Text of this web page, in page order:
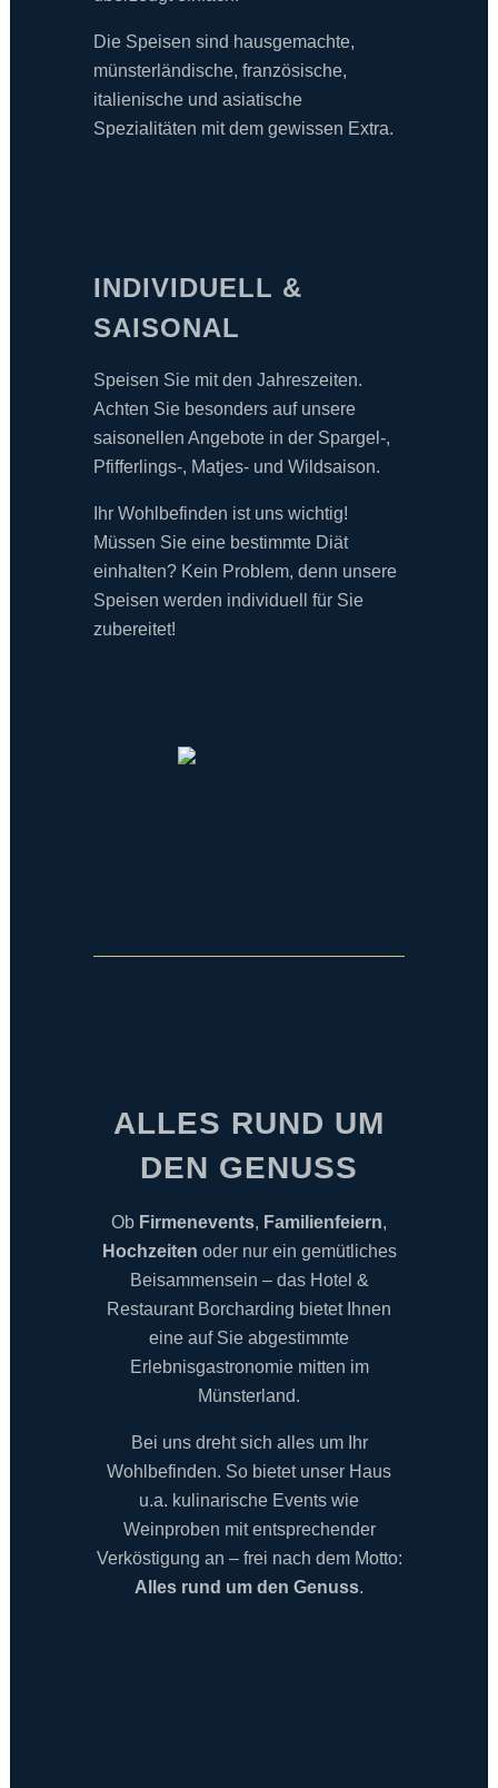
Die Speisen sind hausgemachte,
münsterländische, französische,
italienische und asiatische
Spezialitäten mit dem gewissen Extra.
INDIVIDUELL &
SAISONAL
Speisen Sie mit den Jahreszeiten.
Achten Sie besonders auf unsere
saisonellen Angebote in der Spargel-,
Pfifferlings-, Matjes- und Wildsaison.
Ihr Wohlbefinden ist uns wichtig!
Müssen Sie eine bestimmte Diät
einhalten? Kein Problem, denn unsere
Speisen werden individuell für Sie
zubereitet!
ALLES RUND UM
DEN GENUSS
Ob Firmenevents, Familienfeiern,
Hochzeiten oder nur ein gemütliches
Beisammensein – das Hotel &
Restaurant Borcharding bietet Ihnen
eine auf Sie abgestimmte
Erlebnisgastronomie mitten im
Münsterland.
Bei uns dreht sich alles um Ihr
Wohlbefinden. So bietet unser Haus
u.a. kulinarische Events wie
Weinproben mit entsprechender
Verköstigung an – frei nach dem Motto:
Alles rund um den Genuss.